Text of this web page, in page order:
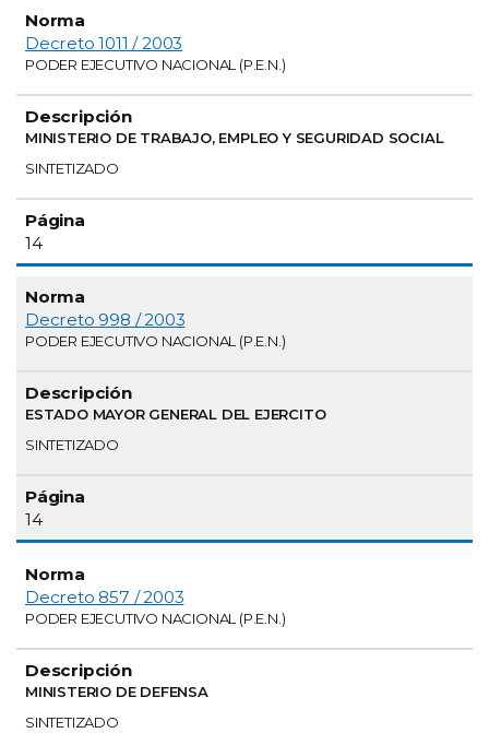
Decreto 1011 / 2003
PODER EJECUTIVO NACIONAL (P.E.N.)
MINISTERIO DE TRABAJO, EMPLEO Y SEGURIDAD SOCIAL
SINTETIZADO
14
Decreto 998 / 2003
PODER EJECUTIVO NACIONAL (P.E.N.)
ESTADO MAYOR GENERAL DEL EJERCITO
SINTETIZADO
14
Decreto 857 / 2003
PODER EJECUTIVO NACIONAL (P.E.N.)
MINISTERIO DE DEFENSA
SINTETIZADO